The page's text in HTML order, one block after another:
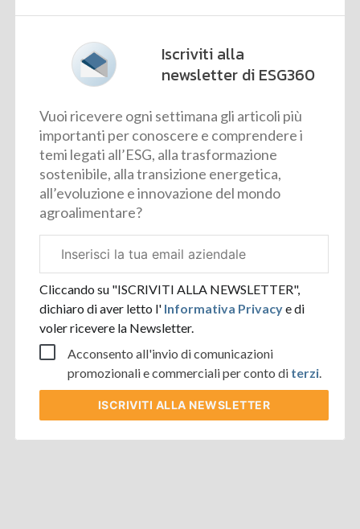
Iscriviti alla
newsletter di ESG360
Vuoi ricevere ogni settimana gli articoli più
importanti per conoscere e comprendere i
temi legati all’ESG, alla trasformazione
sostenibile, alla transizione energetica,
all’evoluzione e innovazione del mondo
agroalimentare?
aziendale
Cliccando su "ISCRIVITI ALLA NEWSLETTER",
dichiaro di aver letto l' Informativa Privacye di
voler ricevere la Newsletter.
Acconsento all'invio di comunicazioni
promozionali e commerciali per conto di terzi.
ISCRIVITI ALLA NEWSLETTER